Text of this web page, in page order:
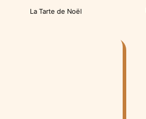
La Tarte de Noël